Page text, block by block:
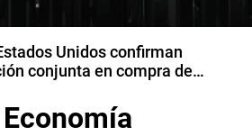
Unidos confirman
conjunta en compra de
Economía